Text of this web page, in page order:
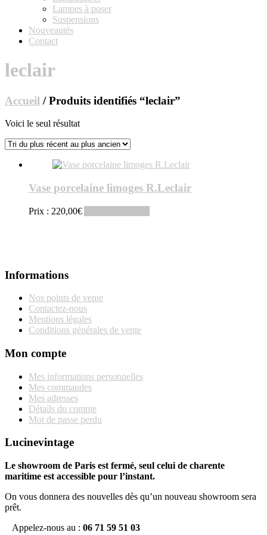
Lampes à poser
Suspensions
Nouveautés
Contact
leclair
Accueil / Produits identifiés “leclair”
Voici le seul résultat
Vase porcelaine limoges R.Leclair
Prix : 220,00€
Informations
Nos points de vente
Contactez-nous
Mentions légales
Conditions générales de vente
Mon compte
Mes informations personnelles
Mes commandes
Mes adresses
Détails du compte
Mot de passe perdu
Lucinevintage
Le showroom de Paris est fermé, seul celui de charente
maritime est accessible pour l’instant.
On vous donnera des nouvelles dès qu’un nouveau showroom sera
prêt.
Appelez-nous au : 06 71 59 51 03